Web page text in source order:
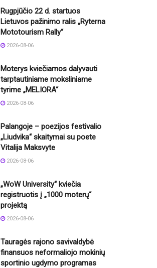
Rugpjūčio 22 d. startuos
Lietuvos pažinimo ralis „Ryterna
Mototourism Rally“
2026-08-06
Moterys kviečiamos dalyvauti
tarptautiniame moksliniame
tyrime „MELIORA“
2026-08-06
Palangoje – poezijos festivalio
„Liudvika“ skaitymai su poete
Vitalija Maksvyte
2026-08-06
„WoW University“ kviečia
registruotis į „1000 moterų“
projektą
2026-08-06
Tauragės rajono savivaldybė
finansuos neformaliojo mokinių
sportinio ugdymo programas